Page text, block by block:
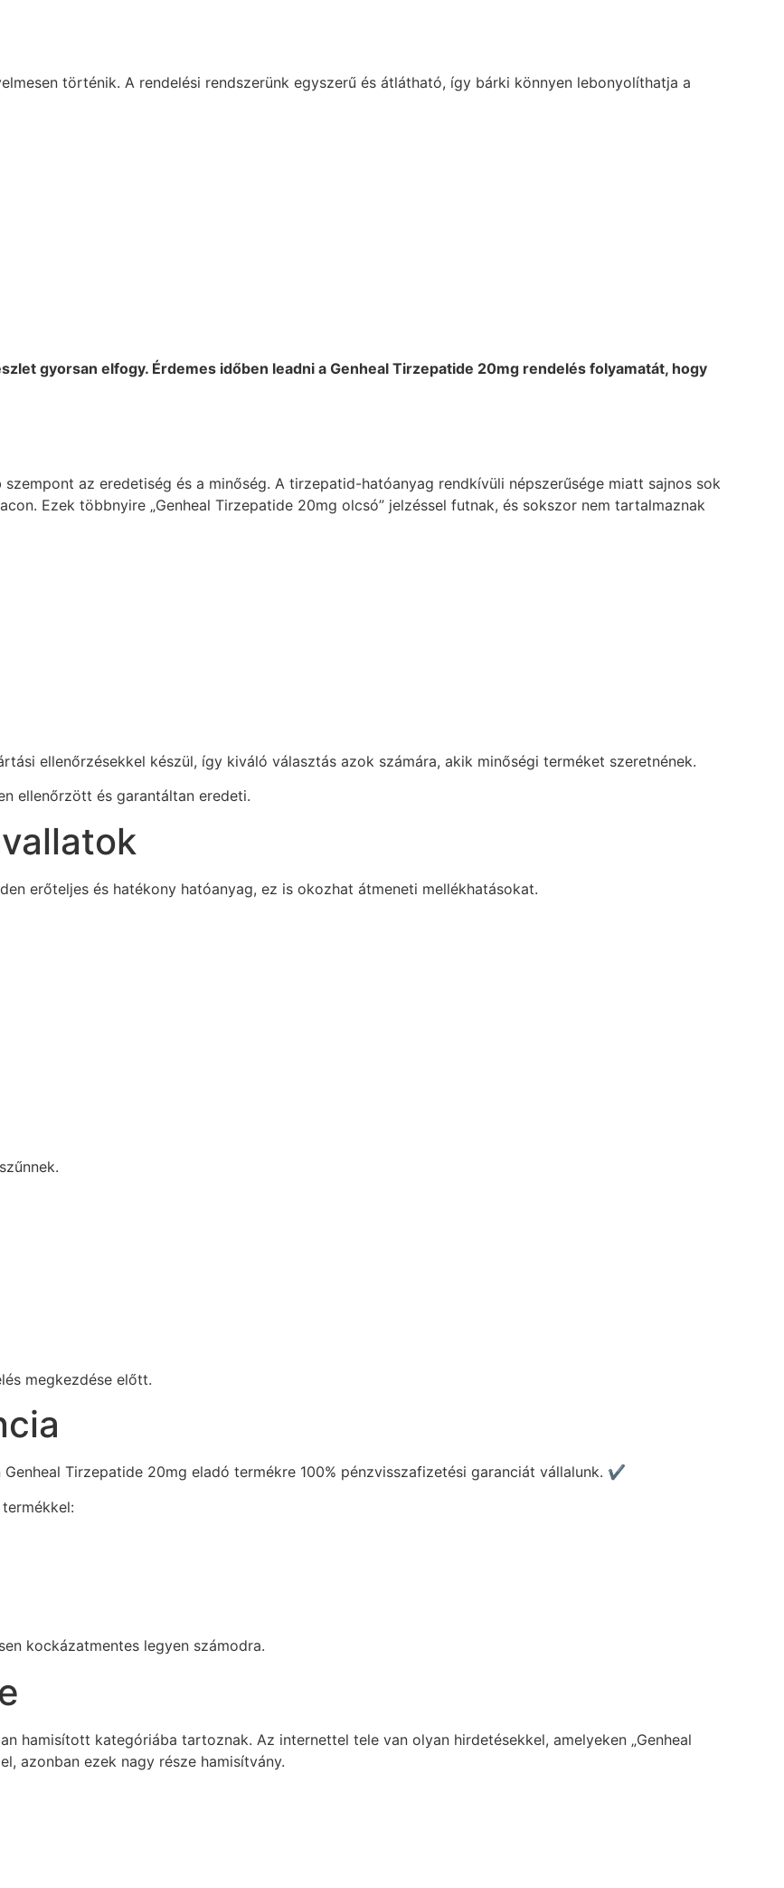
történik. A rendelési rendszerünk egyszerű és átlátható, így bárki könnyen lebonyolíthatja a
gyorsan elfogy. Érdemes időben leadni a Genheal Tirzepatide 20mg rendelés folyamatát, hogy
az eredetiség és a minőség. A tirzepatid-hatóanyag rendkívüli népszerűsége miatt sajnos sok
Ezek többnyire „Genheal Tirzepatide 20mg olcsó” jelzéssel futnak, és sokszor nem tartalmaznak
ellenőrzésekkel készül, így kiváló választás azok számára, akik minőségi terméket szeretnének.
ellenőrzött és garantáltan eredeti.
erőteljes és hatékony hatóanyag, ez is okozhat átmeneti mellékhatásokat.
megkezdése előtt.
Tirzepatide 20mg eladó termékre 100% pénzvisszafizetési garanciát vállalunk. ✔️
kockázatmentes legyen számodra.
hamisított kategóriába tartoznak. Az internettel tele van olyan hirdetésekkel, amelyeken „Genheal
azonban ezek nagy része hamisítvány.